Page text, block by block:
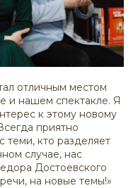
отличным местом
и нашем спектакле. Я
к этому новому
приятно
теми, кто разделяет
случае, нас
Достоевского
на новые темы!»